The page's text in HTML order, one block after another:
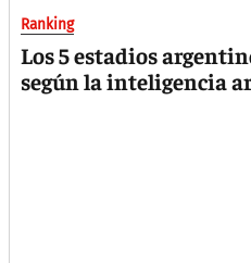
Ranking
Los 5 estadios
según la inteligencia